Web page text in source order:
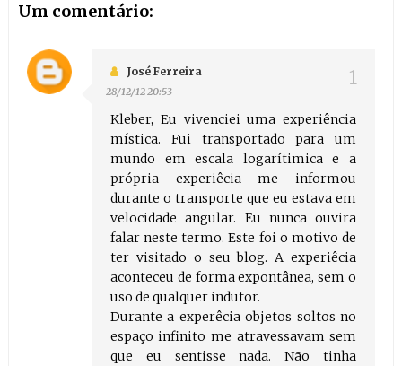
Um comentário:
José Ferreira
28/12/12 20:53
Kleber, Eu vivenciei uma experiência
mística. Fui transportado para um
mundo em escala logarítimica e a
própria experiêcia me informou
durante o transporte que eu estava em
velocidade angular. Eu nunca ouvira
falar neste termo. Este foi o motivo de
ter visitado o seu blog. A experiêcia
aconteceu de forma expontânea, sem o
uso de qualquer indutor.
Durante a experêcia objetos soltos no
espaço infinito me atravessavam sem
que eu sentisse nada. Não tinha